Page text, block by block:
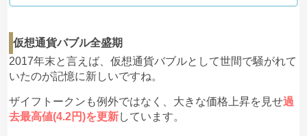
仮想通貨バブル全盛期
2017年末と言えば、仮想通貨バブルとして世間で騒がれて
いたのが記憶に新しいですね。
ザイフトークンも例外ではなく、大きな価格上昇を見せ過
去最高値(4.2円)を更新しています。